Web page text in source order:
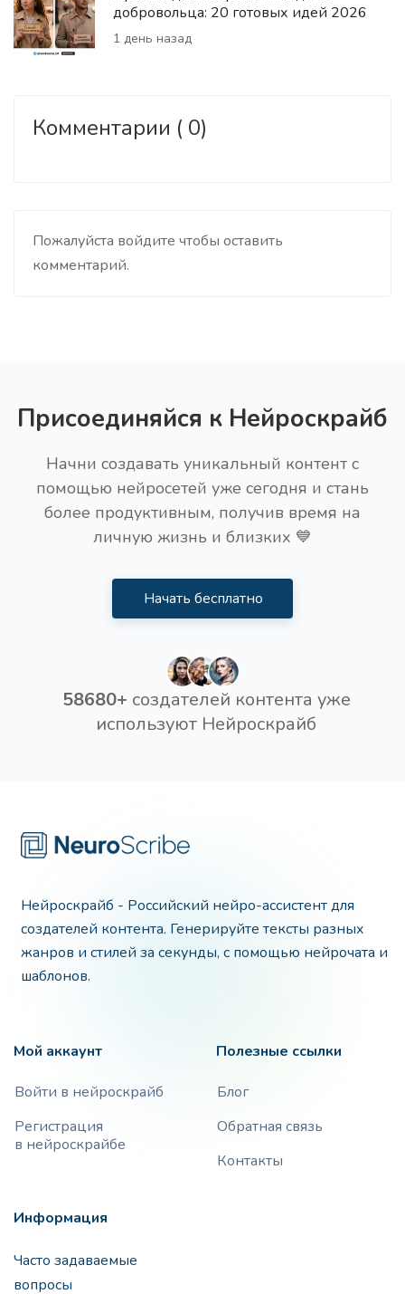
добровольца: 20 готовых идей 2026
1 день назад
Комментарии ( 0)
Пожалуйста войдите чтобы оставить
комментарий.
Присоединяйся к Нейроскрайб
Начни создавать уникальный контент с
помощью нейросетей уже сегодня и стань
более продуктивным, получив время на
личную жизнь и близких 💙
Начать бесплатно
58680+ создателей контента уже
используют Нейроскрайб
Нейроскрайб - Российский нейро-ассистент для
создателей контента. Генерируйте тексты разных
жанров и стилей за секунды, с помощью нейрочата и
шаблонов.
Мой аккаунт
Войти в нейроскрайб
Регистрация
в нейроскрайбе
Полезные ссылки
Блог
Обратная связь
Контакты
Информация
Часто задаваемые
вопросы